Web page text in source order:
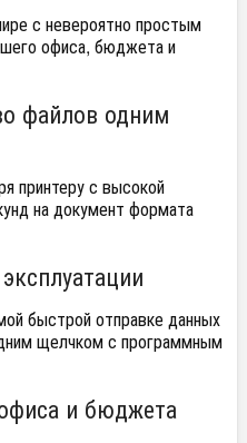
с невероятно простым
офиса, бюджета и
файлов одним
принтеру с высокой
на документ формата
быстрой отправке данных
щелчком с программным
и бюджета